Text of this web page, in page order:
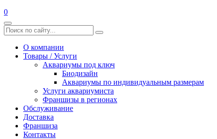
0
О компании
Товары / Услуги
Аквариумы под ключ
Биодизайн
Аквариумы по индивидуальным размерам
Услуги аквариумиста
Франшизы в регионах
Обслуживание
Доставка
Франшиза
Контакты